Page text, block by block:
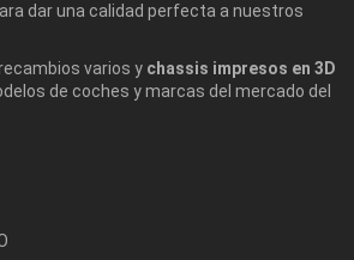
dar una calidad perfecta a nuestros
varios y chassis impresos en 3D
de coches y marcas del mercado del